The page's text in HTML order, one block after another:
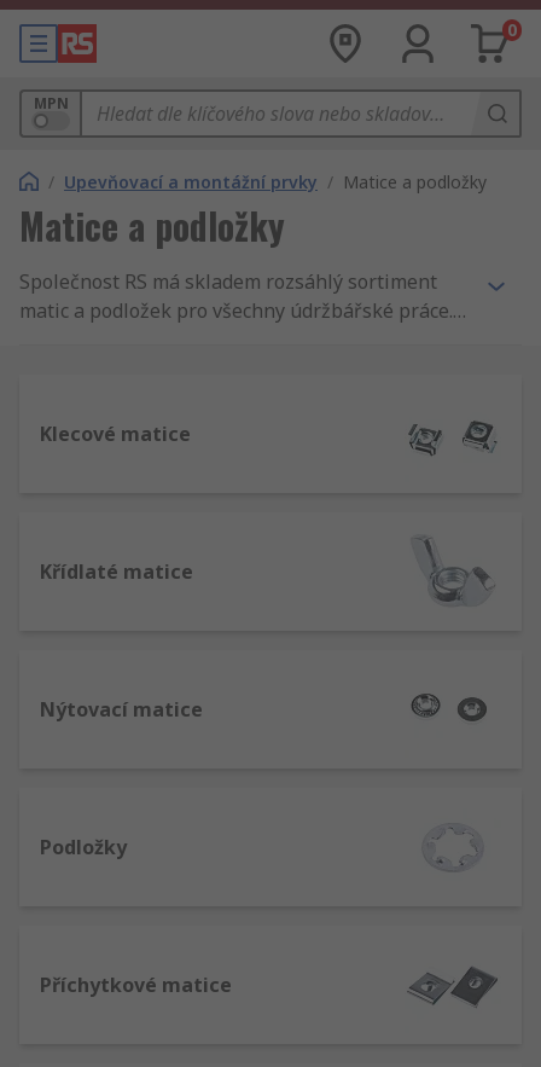
0
MPN
/ Upevňovací a montážní prvky / Matice a podložky
Matice a podložky
Společnost RS má skladem rozsáhlý sortiment
matic a podložek pro všechny údržbářské práce.
RS Pro, která je zárukou vysoké kvality za
Klecové matice
Křídlaté matice
Nýtovací matice
Podložky
Příchytkové matice